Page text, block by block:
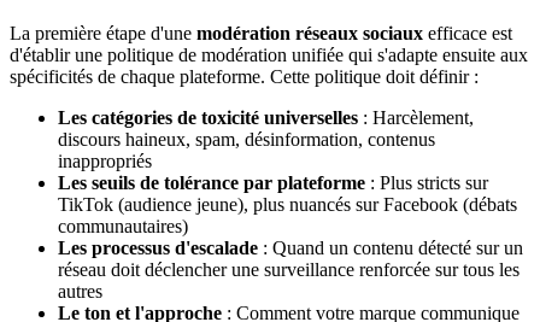
La première étape d'une modération réseaux sociaux efficace est
d'établir une politique de modération unifiée qui s'adapte ensuite aux
spécificités de chaque plateforme. Cette politique doit définir :
Les catégories de toxicité universelles : Harcèlement,
discours haineux, spam, désinformation, contenus
inappropriés
Les seuils de tolérance par plateforme : Plus stricts sur
TikTok (audience jeune), plus nuancés sur Facebook (débats
communautaires)
Les processus d'escalade : Quand un contenu détecté sur un
réseau doit déclencher une surveillance renforcée sur tous les
autres
Le ton et l'approche : Comment votre marque communique